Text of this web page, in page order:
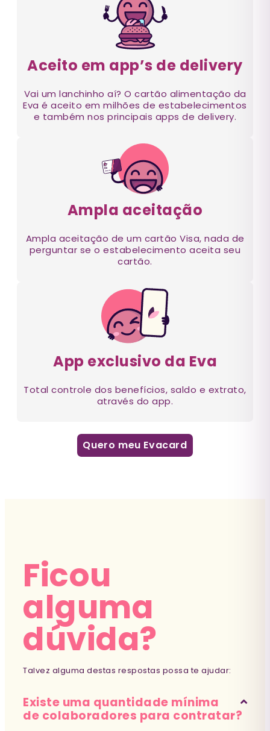
Aceito em app’s de delivery
Vai um lanchinho aí? O cartão alimentação da
Eva é aceito em milhões de estabelecimentos
e também nos principais apps de delivery.
Ampla aceitação
Ampla aceitação de um cartão Visa, nada de
perguntar se o estabelecimento aceita seu
cartão.
App exclusivo da Eva
Total controle dos benefícios, saldo e extrato,
através do app.
Quero meu Evacard
Ficou
alguma
dúvida?
Talvez alguma destas respostas possa te ajudar:
Existe uma quantidade mínima
de colaboradores para contratar?